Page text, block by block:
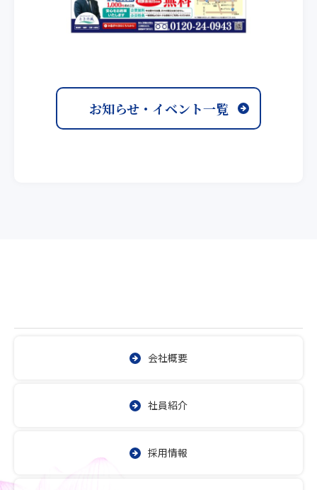
お知らせ・イベント一覧
会社概要
社員紹介
採用情報